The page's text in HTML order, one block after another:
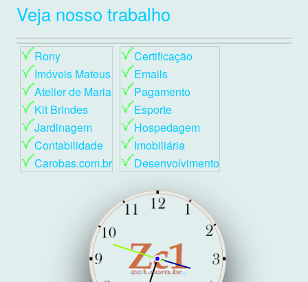
Veja nosso trabalho
Rony
Imóveis Mateus
Atelier de Maria
Kit Brindes
Jardinagem
Contabilidade
Carobas.com.br
Certificação
Emails
Pagamento
Esporte
Hospedagem
Imobiliária
Desenvolvimento